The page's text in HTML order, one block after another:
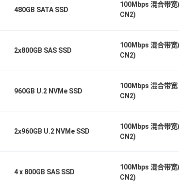
480GB SATA SSD
100Mbps 混合带
CN2)
2x800GB SAS SSD
100Mbps 混合带
CN2)
960GB U.2 NVMe SSD
100Mbps 混合带
CN2)
2x960GB U.2 NVMe SSD
100Mbps 混合带
CN2)
4 x 800GB SAS SSD
100Mbps 混合带
CN2)